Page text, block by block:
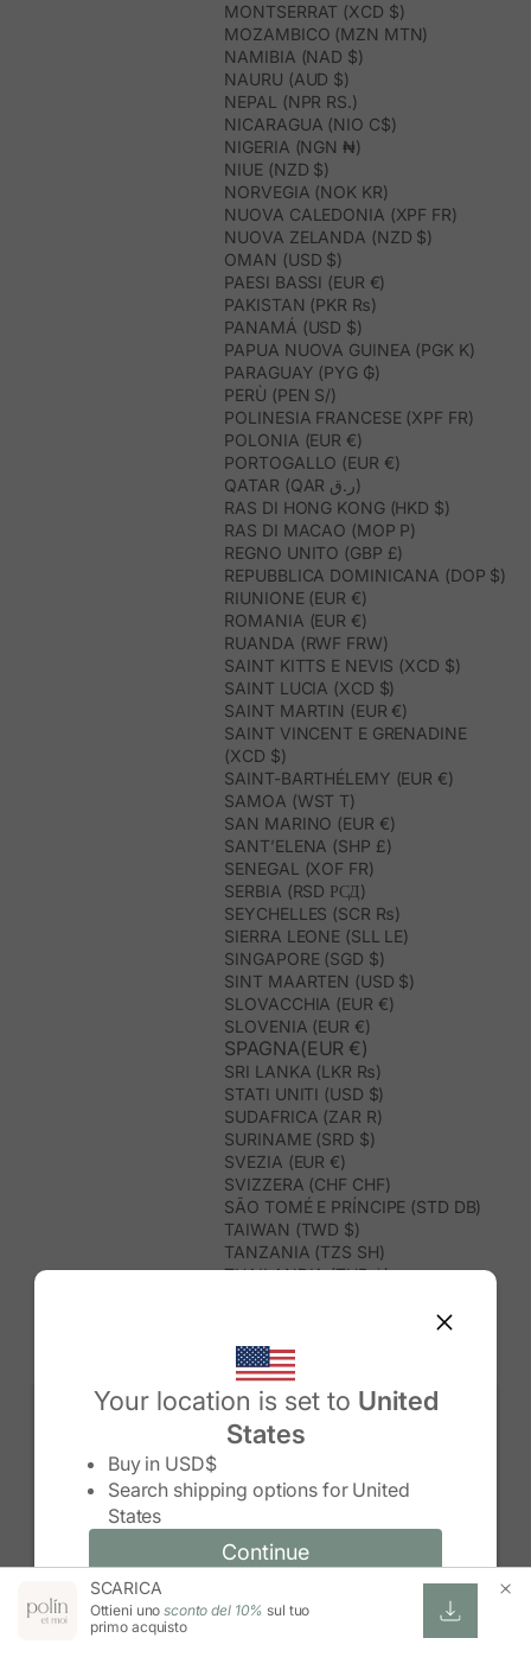
Your location is set to United
States
Buy in USD$
Search shipping options for United
States
Continue
Change country/region and language
Change country/region
Continue
MONTSERRAT (XCD $)
MOZAMBICO (MZN MTN)
NAMIBIA (NAD $)
NAURU (AUD $)
NEPAL (NPR RS.)
NICARAGUA (NIO C$)
NIGERIA (NGN ₦)
NIUE (NZD $)
NORVEGIA (NOK KR)
NUOVA CALEDONIA (XPF FR)
NUOVA ZELANDA (NZD $)
OMAN (USD $)
PAESI BASSI (EUR €)
PAKISTAN (PKR ₨)
PANAMÁ (USD $)
PAPUA NUOVA GUINEA (PGK K)
PARAGUAY (PYG ₲)
PERÙ (PEN S/)
POLINESIA FRANCESE (XPF FR)
POLONIA (EUR €)
PORTOGALLO (EUR €)
QATAR (QAR ر.ق)
RAS DI HONG KONG (HKD $)
RAS DI MACAO (MOP P)
REGNO UNITO (GBP £)
REPUBBLICA DOMINICANA (DOP $)
RIUNIONE (EUR €)
ROMANIA (EUR €)
RUANDA (RWF FRW)
SAINT KITTS E NEVIS (XCD $)
SAINT LUCIA (XCD $)
SAINT MARTIN (EUR €)
SAINT VINCENT E GRENADINE
(XCD $)
SAINT-BARTHÉLEMY (EUR €)
SAMOA (WST T)
SAN MARINO (EUR €)
SANT’ELENA (SHP £)
SENEGAL (XOF FR)
SERBIA (RSD РСД)
SEYCHELLES (SCR ₨)
SIERRA LEONE (SLL LE)
SINGAPORE (SGD $)
SINT MAARTEN (USD $)
SLOVACCHIA (EUR €)
SLOVENIA (EUR €)
SPAGNA(EUR €)
SRI LANKA (LKR ₨)
STATI UNITI (USD $)
SUDAFRICA (ZAR R)
SURINAME (SRD $)
SVEZIA (EUR €)
SVIZZERA (CHF CHF)
SÃO TOMÉ E PRÍNCIPE (STD DB)
TAIWAN (TWD $)
TANZANIA (TZS SH)
THAILANDIA (THB ฿)
TONGA (TOP T$)
TRINIDAD E TOBAGO (TTD $)
TUNISIA (USD $)
TURCHIA (TRY ₺)
TURKMENISTAN (USD $)
UNGHERIA (EUR €)
UZBEKISTAN (UZS SO'M)
VANUATU (VUV VT)
VIETNAM (VND ₫)
WALLIS E FUTUNA (XPF FR)
SCARICA
Ottieni unosconto del 10% sul tuo
primo acquisto